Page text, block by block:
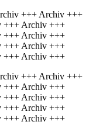
+++ Archiv +++
+++ Archiv +++
+++ Archiv +++
+++ Archiv +++
+++ Archiv +++
+++ Archiv +++
+++ Archiv +++
+++ Archiv +++
+++ Archiv +++
+++ Archiv +++